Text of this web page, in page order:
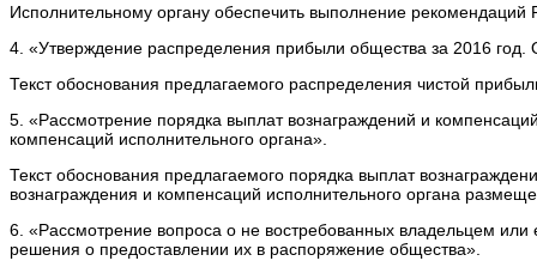
Исполнительному органу обеспечить выполнение рекомендаций
4. «Утверждение распределения прибыли общества за 2016
Текст обоснования предлагаемого распределения чистой
5. «Рассмотрение порядка выплат вознаграждений и
компенсаций исполнительного органа».
Текст обоснования предлагаемого порядка выплат
вознаграждения и компенсаций исполнительного органа
6. «Рассмотрение вопроса о не востребованных владельцем
решения о предоставлении их в распоряжение общества».